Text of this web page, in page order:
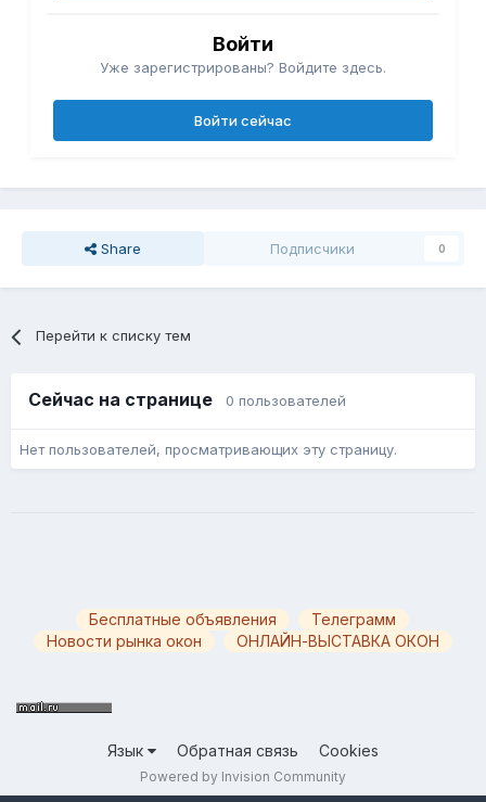
Войти
Уже зарегистрированы? Войдите здесь.
Войти сейчас
Share Подписчики 0
Перейти к списку тем
Сейчас на странице 0 пользователей
Нет пользователей, просматривающих эту страницу.
Бесплатные объявления
Телеграмм
Новости рынка окон
ОНЛАЙН-ВЫСТАВКА ОКОН
Язык Обратная связь Cookies
Powered by Invision Community